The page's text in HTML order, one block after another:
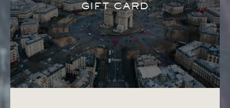
L’essence de la nuit parisienne
MONDAINE DE PARISO
GIFT CARD